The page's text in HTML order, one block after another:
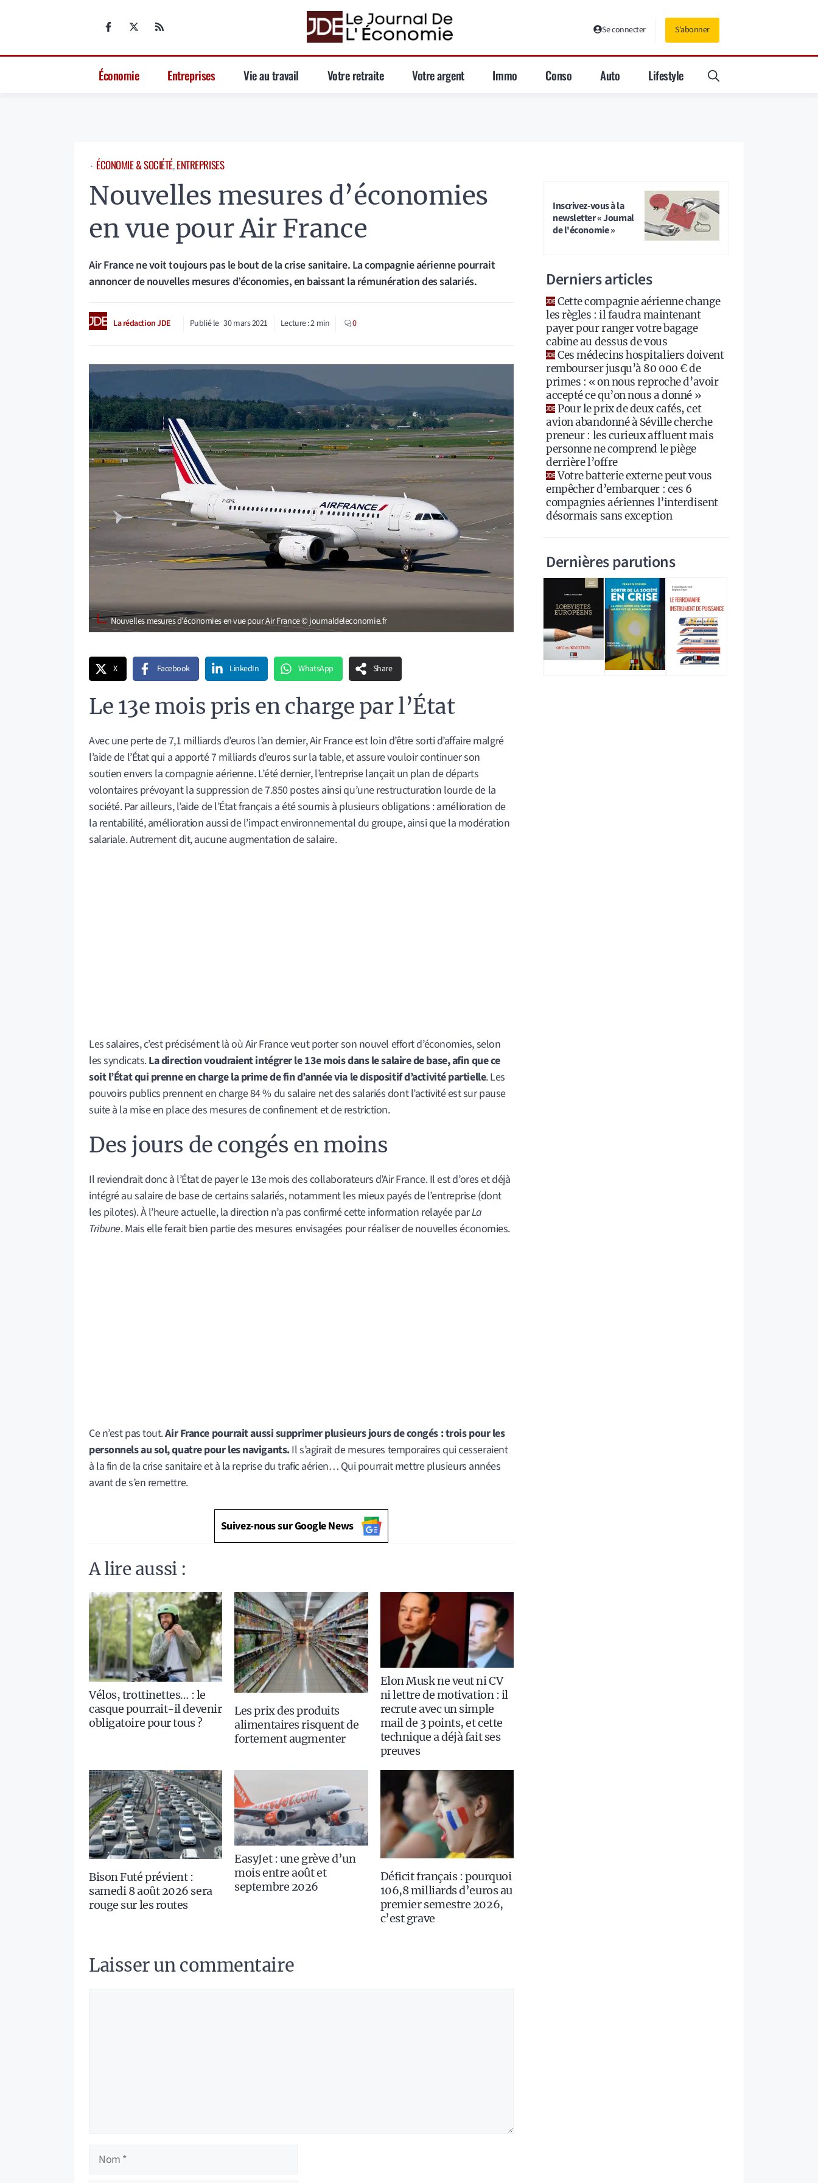
Se connecter S'abonner
Économie Entreprises Vie au travail Votre retraite Votre argent Immo Conso Auto Lifestyle
⋅ ÉCONOMIE & SOCIÉTÉ, ENTREPRISES
Nouvelles mesures d’économies
en vue pour Air France
Air France ne voit toujours pas le bout de la crise sanitaire. La compagnie aérienne pourrait
annoncer de nouvelles mesures d’économies, en baissant la rémunération des salariés.
La rédaction JDE Publié le 30 mars 2021 Lecture :2 min 0
Nouvelles mesures d’économies en vue pour Air France © journaldeleconomie.fr
X Facebook LinkedIn WhatsApp Share
Le 13e mois pris en charge par l’État
Avec une perte de 7,1 milliards d’euros l’an dernier, Air France est loin d’être sorti d’affaire malgré
l’aide de l’État qui a apporté 7 milliards d’euros sur la table, et assure vouloir continuer son
soutien envers la compagnie aérienne. L’été dernier, l’entreprise lançait un plan de départs
volontaires prévoyant la suppression de 7.850 postes ainsi qu’une restructuration lourde de la
société. Par ailleurs, l’aide de l’État français a été soumis à plusieurs obligations : amélioration de
la rentabilité, amélioration aussi de l’impact environnemental du groupe, ainsi que la modération
salariale. Autrement dit, aucune augmentation de salaire.
Les salaires, c’est précisément là où Air France veut porter son nouvel effort d’économies, selon
les syndicats.La direction voudraient intégrer le 13e mois dans le salaire de base, afin que ce
soit l’État qui prenne en charge la prime de fin d’année via le dispositif d’activité partielle. Les
pouvoirs publics prennent en charge 84 % du salaire net des salariés dont l’activité est sur pause
suite à la mise en place des mesures de confinement et de restriction.
Des jours de congés en moins
Il reviendrait donc à l’État de payer le 13e mois des collaborateurs d’Air France. Il est d’ores et déjà
intégré au salaire de base de certains salariés, notamment les mieux payés de l’entreprise (dont
les pilotes). À l’heure actuelle, la direction n’a pas confirmé cette information relayée parLa
Tribune. Mais elle ferait bien partie des mesures envisagées pour réaliser de nouvelles économies.
Ce n’est pas tout.Air France pourrait aussi supprimer plusieurs jours de congés : trois pour les
personnels au sol, quatre pour les navigants.Il s’agirait de mesures temporaires qui cesseraient
à la fin de la crise sanitaire et à la reprise du trafic aérien… Qui pourrait mettre plusieurs années
avant de s’en remettre.
Suivez-nous sur Google News
A lire aussi :
Vélos, trottinettes… : le
casque pourrait-il devenir
obligatoire pour tous ?
Les prix des produits
alimentaires risquent de
fortement augmenter
Elon Musk ne veut ni CV
ni lettre de motivation : il
recrute avec un simple
mail de 3 points, et cette
technique a déjà fait ses
preuves
Bison Futé prévient :
samedi 8 août 2026 sera
rouge sur les routes
EasyJet : une grève d’un
mois entre août et
septembre 2026
Déficit français : pourquoi
106,8 milliards d’euros au
premier semestre 2026,
c’est grave
Laisser un commentaire
Nom
Inscrivez-vous à la
newsletter « Journal
de l'économie »
Derniers articles
Cette compagnie aérienne change
les règles : il faudra maintenant
payer pour ranger votre bagage
cabine au dessus de vous
Ces médecins hospitaliers doivent
rembourser jusqu’à 80 000 € de
primes : « on nous reproche d’avoir
accepté ce qu’on nous a donné »
Pour le prix de deux cafés, cet
avion abandonné à Séville cherche
preneur : les curieux affluent mais
personne ne comprend le piège
derrière l’offre
Votre batterie externe peut vous
empêcher d’embarquer : ces 6
compagnies aériennes l’interdisent
désormais sans exception
Dernières parutions